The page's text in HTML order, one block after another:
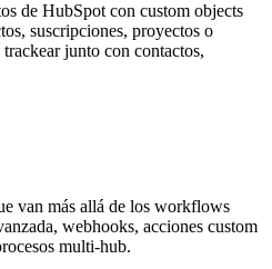
de HubSpot con custom objects
suscripciones, proyectos o
junto con contactos,
van más allá de los workflows
webhooks, acciones custom
multi-hub.